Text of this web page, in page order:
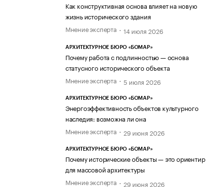
Как конструктивная основа влияет на новую
жизнь исторического здания
Мнение эксперта
14 июля 2026
АРХИТЕКТУРНОЕ БЮРО «БОМАР»
Почему работа с подлинностью — основа
статусного исторического объекта
Мнение эксперта
5 июля 2026
АРХИТЕКТУРНОЕ БЮРО «БОМАР»
Энергоэффективность объектов культурного
наследия: возможна ли она
Мнение эксперта
29 июня 2026
АРХИТЕКТУРНОЕ БЮРО «БОМАР»
Почему исторические объекты — это ориентир
для массовой архитектуры
Мнение эксперта
29 июня 2026